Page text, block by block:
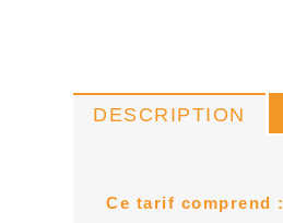
DESCRIPTION
Ce tarif comprend :